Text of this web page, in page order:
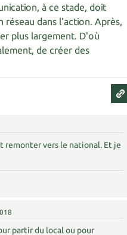
à ce stade, doit
dans l'action. Après,
plus largement. D'où
de créer des
remonter vers le national. Et je
partir du local ou pour